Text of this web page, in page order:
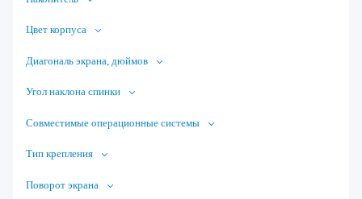
Цвет корпуса
Диагональ экрана, дюймов
Угол наклона спинки
Совместимые операционные системы
Тип крепления
Поворот экрана